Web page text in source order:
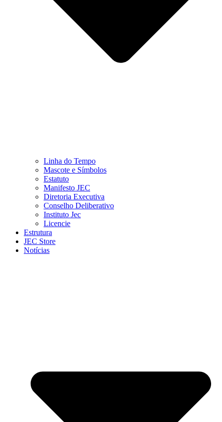
Linha do Tempo
Mascote e Símbolos
Estatuto
Manifesto JEC
Diretoria Executiva
Conselho Deliberativo
Instituto Jec
Licencie
Estrutura
JEC Store
Notícias